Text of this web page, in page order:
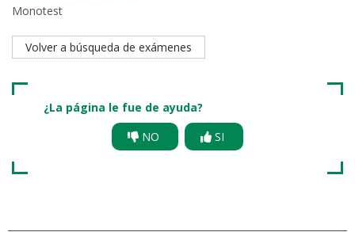
Monotest
Volver a búsqueda de exámenes
¿La página le fue de ayuda?
NO
SI